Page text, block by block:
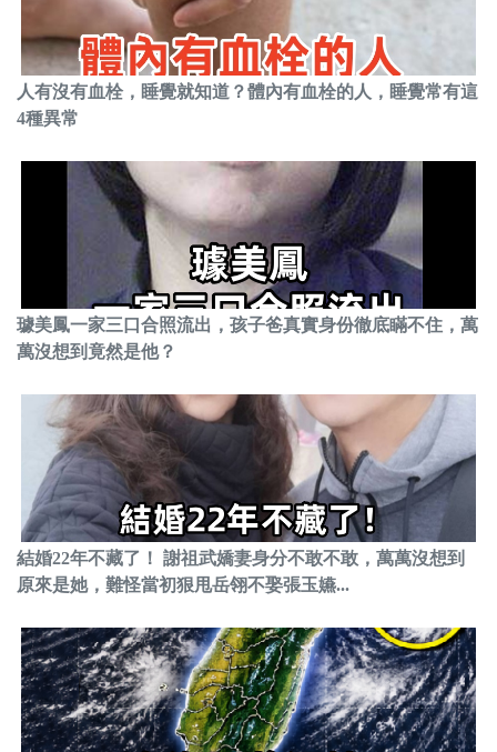
人有沒有血栓，睡覺就知道？體內有血栓的人，睡覺常有這
4種異常
璩美鳳一家三口合照流出，孩子爸真實身份徹底瞞不住，萬
萬沒想到竟然是他？
結婚22年不藏了！ 謝祖武嬌妻身分不敢不敢，萬萬沒想到
原來是她，難怪當初狠甩岳翎不娶張玉嬿...